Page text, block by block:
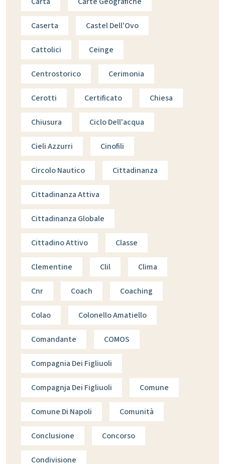
Caserta Castel Dell'Ovo
Cattolici Ceinge
Centrostorico Cerimonia
Cerotti Certificato Chiesa
Chiusura Ciclo Dell'acqua
Cieli Azzurri Cinofili
Circolo Nautico Cittadinanza
Cittadinanza Attiva
Cittadinanza Globale
Cittadino Attivo Classe
Clementine Clil Clima
Cnr Coach Coaching
Colao Colonello Amatiello
Comandante COMOS
Compagnia Dei Figliuoli
Compagnja Dei Figliuoli Comune
Comune Di Napoli Comunità
Conclusione Concorso
Condivisione